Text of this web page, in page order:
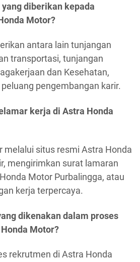
diberikan kepada
Motor?
antara lain tunjangan
transportasi, tunjangan
dan Kesehatan,
pengembangan karir.
kerja di Astra Honda
melalui situs resmi Astra Honda
mengirimkan surat lamaran
Motor Purbalingga, atau
kerja terpercaya.
dikenakan dalam proses
Motor?
rekrutmen di Astra Honda